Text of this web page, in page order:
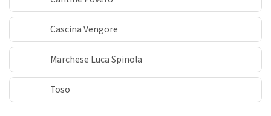
Cascina Vengore
Marchese Luca Spinola
Toso